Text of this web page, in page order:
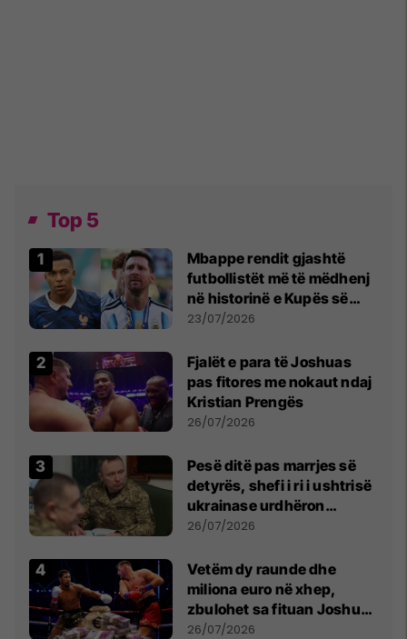
Top 5
Mbappe rendit gjashtë
futbollistët më të mëdhenj
në historinë e Kupës së
Botës, Messi mbetet i dyti
23/07/2026
Fjalët e para të Joshuas
pas fitores me nokaut ndaj
Kristian Prengës
26/07/2026
Pesë ditë pas marrjes së
detyrës, shefi i ri i ushtrisë
ukrainase urdhëron
kontroll të madh
26/07/2026
Vetëm dy raunde dhe
miliona euro në xhep,
zbulohet sa fituan Joshua
e Prenga
26/07/2026